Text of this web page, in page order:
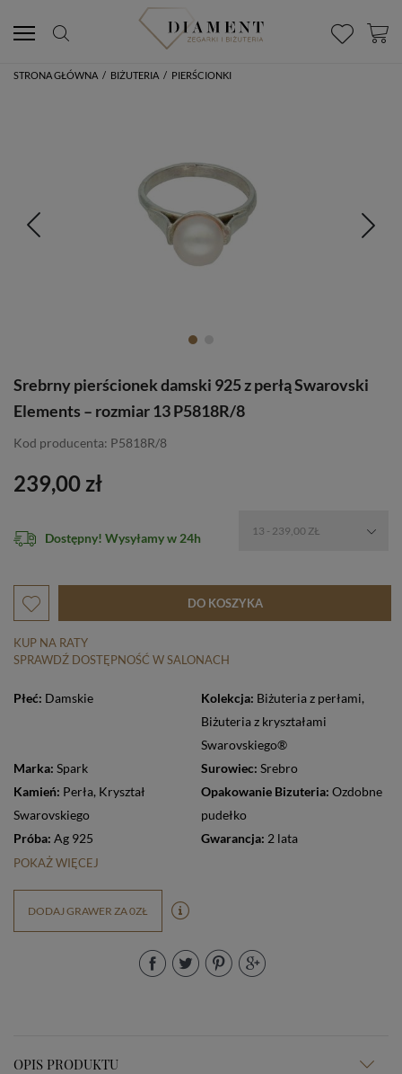
STRONA GŁÓWNA / BIŻUTERIA / PIERŚCIONKI
Srebrny pierścionek damski 925 z perłą Swarovski
Elements – rozmiar 13 P5818R/8
Kod producenta: P5818R/8
239,00 zł
Dostępny! Wysyłamy w 24h 13 - 239,00 ZŁ
DO KOSZYKA
KUP NA RATY
SPRAWDŹ DOSTĘPNOŚĆ W SALONACH
Płeć: Damskie Kolekcja: Biżuteria z perłami,
Biżuteria z kryształami
Swarovskiego®
Marka: Spark Surowiec: Srebro
Kamień: Perła,
Swarovskiego
Opakowanie Bizuteria: Ozdobne
pudełko
Próba: Ag 925 Gwarancja: 2 lata
POKAŻ WIĘCEJ
DODAJ GRAWER ZA 0ZŁ
OPIS PRODUKTU